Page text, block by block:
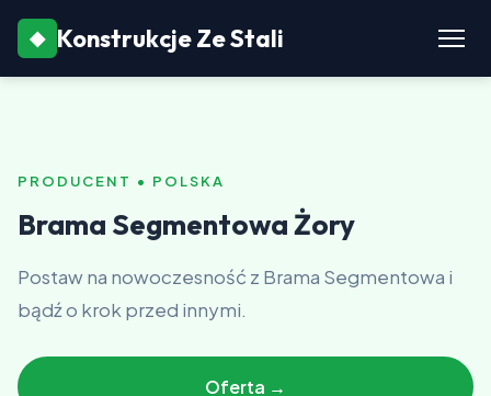
◆ Konstrukcje Ze Stali
PRODUCENT • POLSKA
Brama Segmentowa Żory
Postaw na nowoczesność z Brama Segmentowa i
bądź o krok przed innymi.
Oferta →